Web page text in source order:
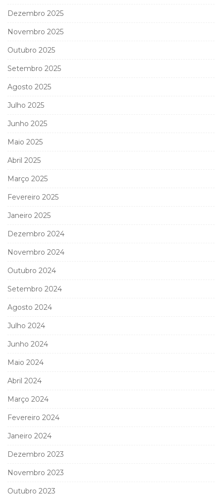
Dezembro 2025
Novembro 2025
Outubro 2025
Setembro 2025
Agosto 2025
Julho 2025
Junho 2025
Maio 2025
Abril 2025
Março 2025
Fevereiro 2025
Janeiro 2025
Dezembro 2024
Novembro 2024
Outubro 2024
Setembro 2024
Agosto 2024
Julho 2024
Junho 2024
Maio 2024
Abril 2024
Março 2024
Fevereiro 2024
Janeiro 2024
Dezembro 2023
Novembro 2023
Outubro 2023